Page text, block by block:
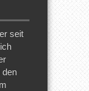
seit
den